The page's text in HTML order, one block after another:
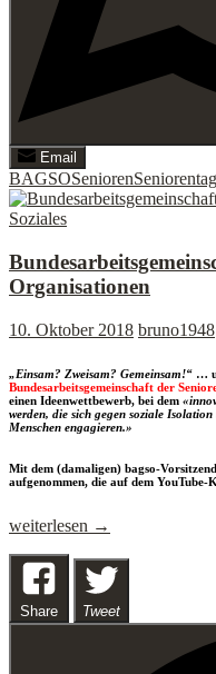
Email
BAGSOSeniorenSeniorentag
Soziales
Organisationen
10. Oktober 2018 bruno1948
„Einsam? Zweisam? Gemeinsam!“ …
Bundesarbeitsgemeinschaft der
einen Ideenwettbewerb, bei dem
werden, die sich gegen soziale
Menschen engagieren.»
Mit dem (damaligen) bagso-
aufgenommen, die auf dem
Bundesarbeitsgemeinschaft
Senioren-
Organisationen
weiterlesen →
Share Tweet